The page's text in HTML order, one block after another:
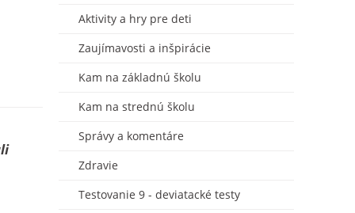
Aktivity a hry pre deti
Zaujímavosti a inšpirácie
Kam na základnú školu
Kam na strednú školu
Správy a komentáre
Zdravie
Testovanie 9 - deviatacké testy